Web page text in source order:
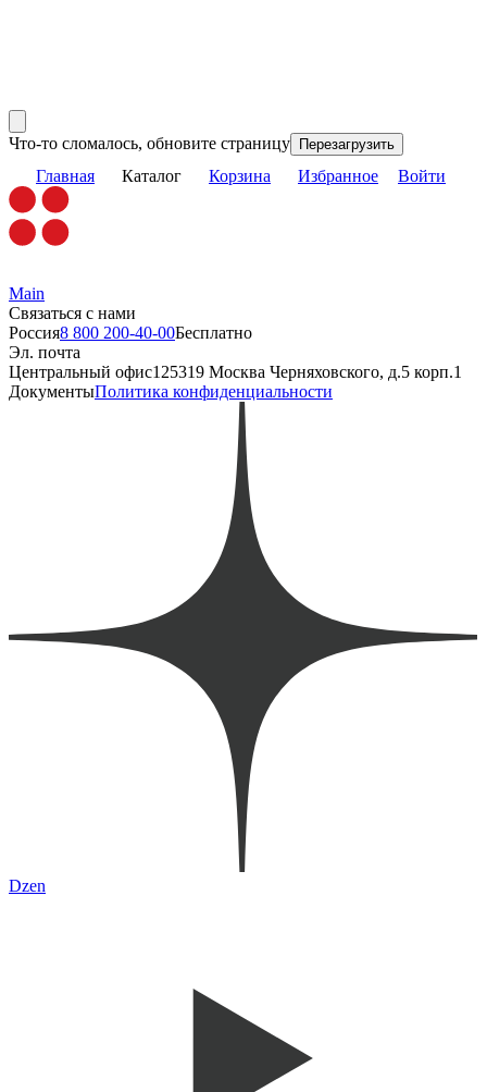
Что-то сломалось, обновите страницу Перезагрузить
Главная Каталог Корзина Избранное Войти
Main
Связаться с нами
Россия8 800 200-40-00Бесплатно
Эл. почта
Центральный офис125319 Москва Черняховского, д.5 корп.1
ДокументыПолитика конфиденциальности
Dzen